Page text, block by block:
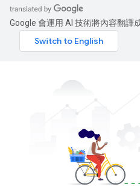
Google 會運用 AI 技術將內容翻譯